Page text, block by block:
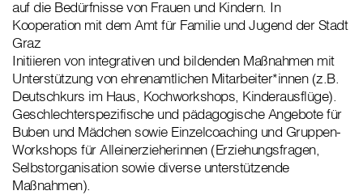
auf die Bedürfnisse von Frauen und Kindern. In
Kooperation mit dem Amt für Familie und Jugend der Stadt
Graz
Initiieren von integrativen und bildenden Maßnahmen mit
Unterstützung von ehrenamtlichen Mitarbeiter*innen (z.B.
Deutschkurs im Haus, Kochworkshops, Kinderausflüge).
Geschlechterspezifische und pädagogische Angebote für
Buben und Mädchen sowie Einzelcoaching und Gruppen-
Workshops für Alleinerzieherinnen (Erziehungsfragen,
Selbstorganisation sowie diverse unterstützende
Maßnahmen).